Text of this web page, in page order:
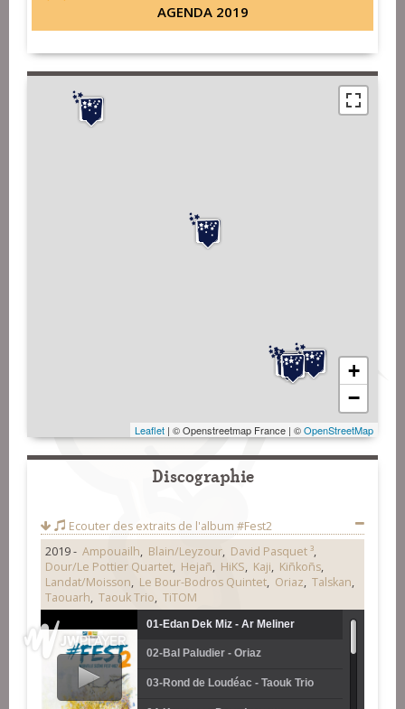
AGENDA 2019
+
−
Leaflet | © Openstreetmap France | ©OpenStreetMap
Discographie
Ecouter des extraits de l'album #Fest2
2019 - Ampouailh, Blain/Leyzour, David Pasquet ³,
Dour/Le Pottier Quartet, Hejañ, HiKS, Kaji, Kiñkoñs,
Landat/Moisson, Le Bour-Bodros Quintet, Oriaz, Talskan,
Taouarh, Taouk Trio, TiTOM
01-Edan Dek Miz - Ar Meliner
(laridenn) - Landat-Moisson 5tet
02-Bal Paludier - Oriaz
03-Rond de Loudéac - Taouk Trio